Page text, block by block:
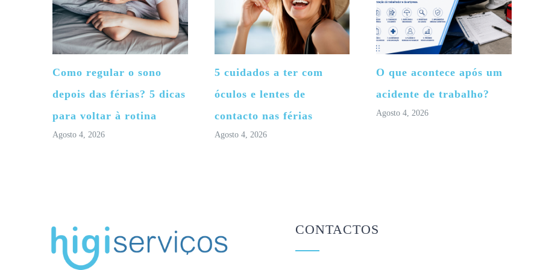
Como regular o sono
depois das férias? 5 dicas
para voltar à rotina
Agosto 4, 2026
5 cuidados a ter com
óculos e lentes de
contacto nas férias
Agosto 4, 2026
O que acontece após um
acidente de trabalho?
Agosto 4, 2026
CONTACTOS